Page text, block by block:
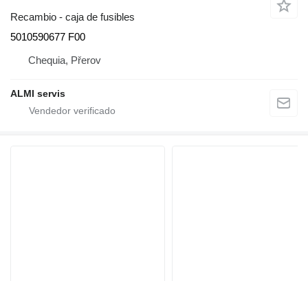
Recambio - caja de fusibles
5010590677 F00
Chequia, Přerov
ALMI servis